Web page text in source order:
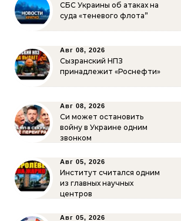
СБС Украины об атаках на
суда «теневого флота”
Авг 08, 2026
Сызранский НПЗ
принадлежит «Роснефти»
Авг 08, 2026
Си может остановить
войну в Украине одним
звонком
Авг 05, 2026
Институт считался одним
из главных научных
центров
Авг 05, 2026